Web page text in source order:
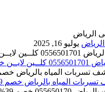
يوليو 16, 2025
باحدث الاجهزة
خصم 39% اطلب الان 0556501701‬‏ – تقارير معتمدة